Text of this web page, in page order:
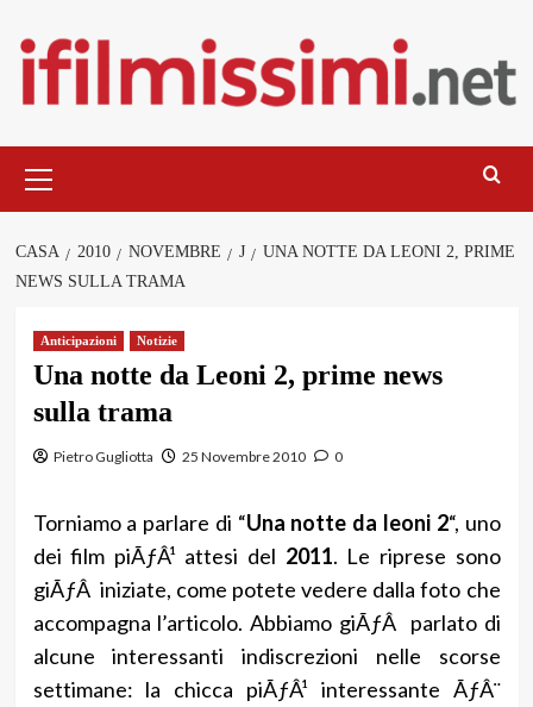
contenuto
principale
CASA 2010 NOVEMBRE J
UNA NOTTE DA LEONI 2, PRIME
NEWS SULLA TRAMA
Anticipazioni Notizie
Una notte da Leoni 2, prime news
sulla trama
Pietro Gugliotta 25 Novembre 2010 0
Torniamo a parlare di “Una notte da leoni 2“, uno
dei film piÃƒÂ¹ attesi del 2011. Le riprese sono
giÃƒÂ iniziate, come potete vedere dalla foto che
accompagna l’articolo. Abbiamo giÃƒÂ parlato di
alcune interessanti indiscrezioni nelle scorse
settimane: la chicca piÃƒÂ¹ interessante ÃƒÂ¨